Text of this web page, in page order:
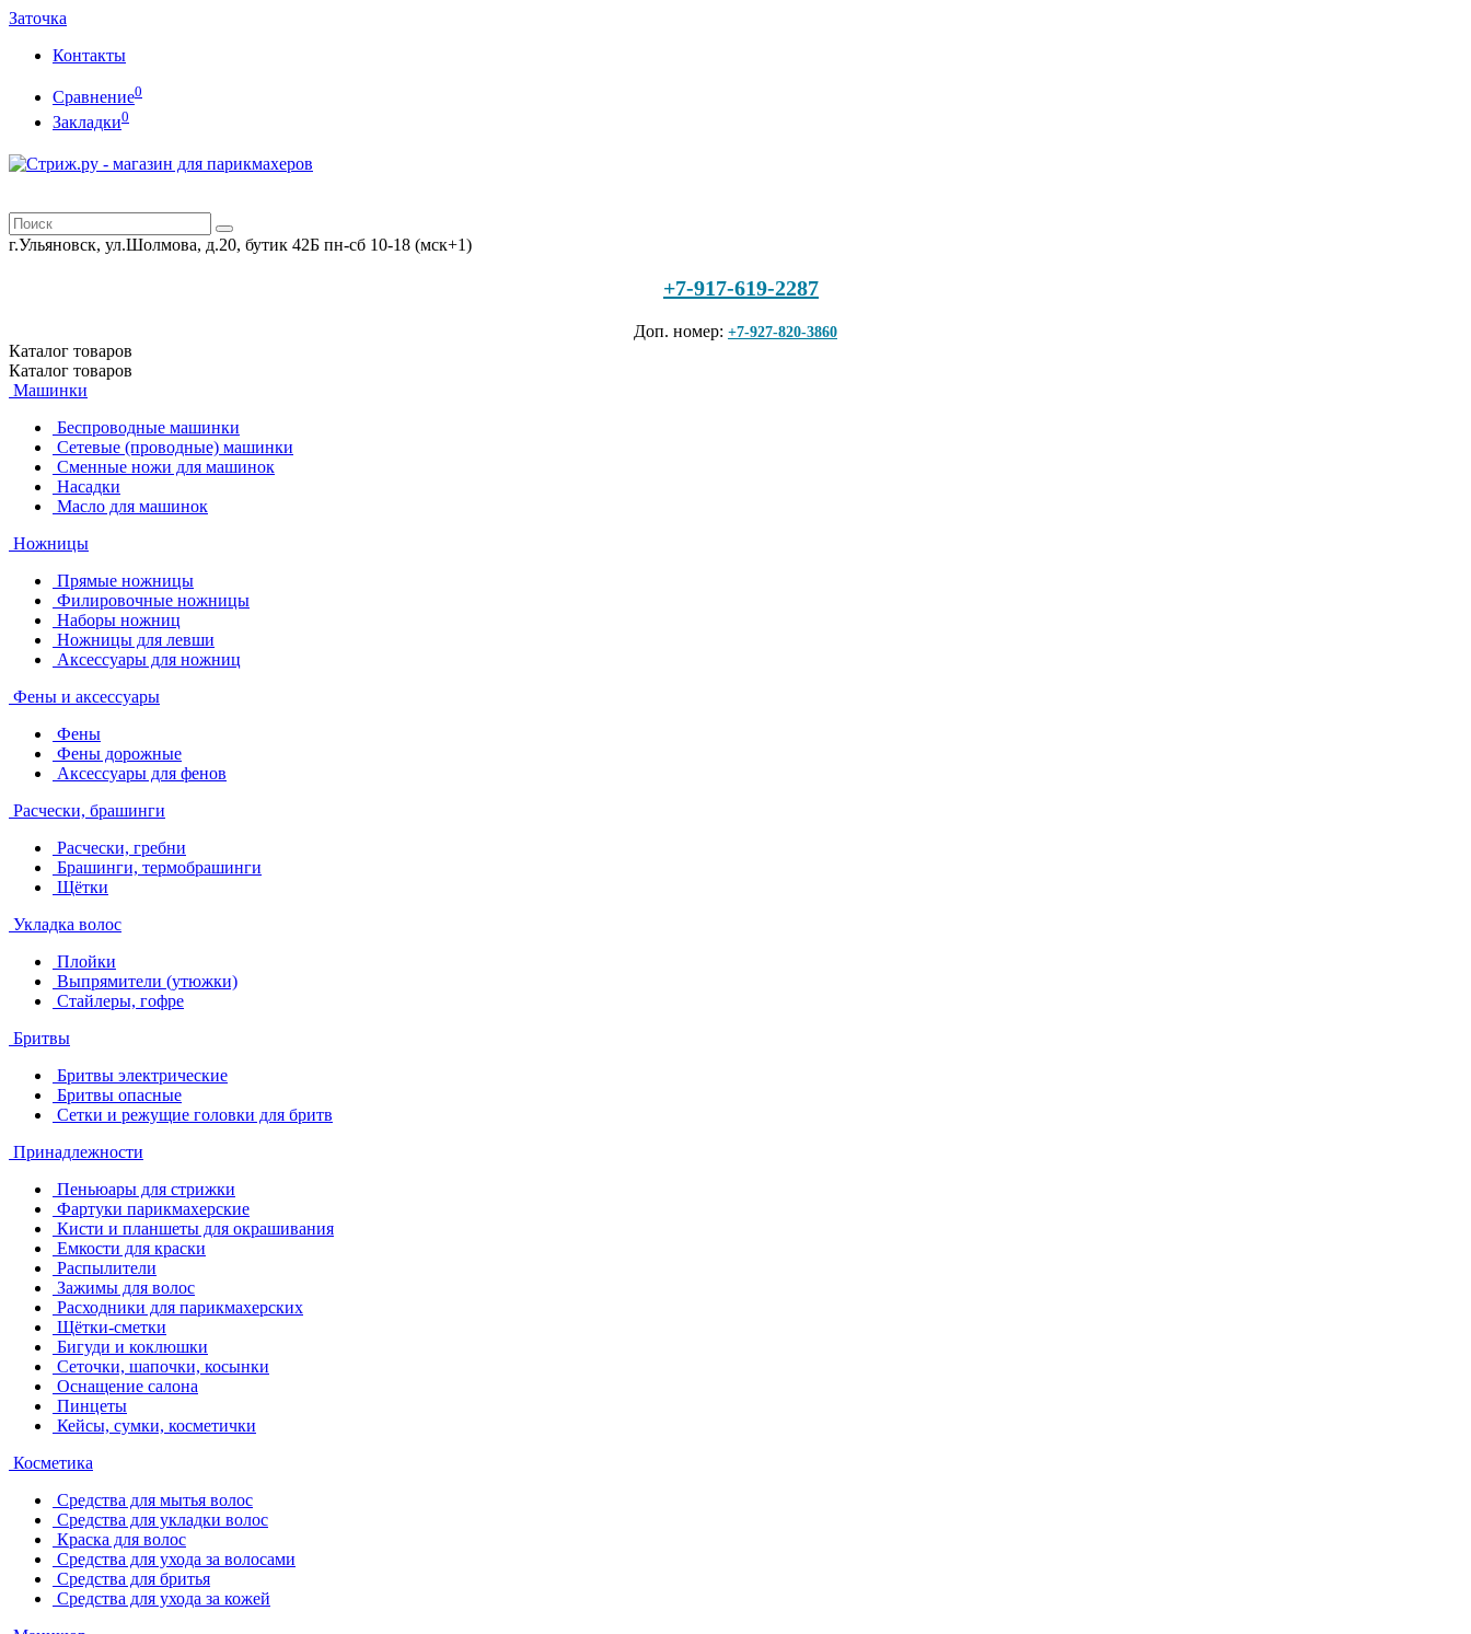
Заточка
Контакты
Сравнение0
Закладки0
г.Ульяновск, ул.Шолмова, д.20, бутик 42Б пн-сб 10-18 (мск+1)
+7-917-619-2287
Доп. номер: +7-927-820-3860
Каталог товаров
Каталог товаров
Машинки
Беспроводные машинки
Сетевые (проводные) машинки
Сменные ножи для машинок
Насадки
Масло для машинок
Ножницы
Прямые ножницы
Филировочные ножницы
Наборы ножниц
Ножницы для левши
Аксессуары для ножниц
Фены и аксессуары
Фены
Фены дорожные
Аксессуары для фенов
Расчески, брашинги
Расчески, гребни
Брашинги, термобрашинги
Щётки
Укладка волос
Плойки
Выпрямители (утюжки)
Стайлеры, гофре
Бритвы
Бритвы электрические
Бритвы опасные
Сетки и режущие головки для бритв
Принадлежности
Пеньюары для стрижки
Фартуки парикмахерские
Кисти и планшеты для окрашивания
Емкости для краски
Распылители
Зажимы для волос
Расходники для парикмахерских
Щётки-сметки
Бигуди и коклюшки
Сеточки, шапочки, косынки
Оснащение салона
Пинцеты
Кейсы, сумки, косметички
Косметика
Средства для мытья волос
Средства для укладки волос
Краска для волос
Средства для ухода за волосами
Средства для бритья
Средства для ухода за кожей